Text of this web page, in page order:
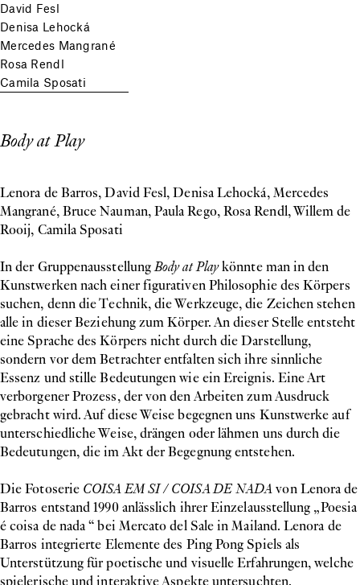
David Fesl
Denisa Lehocká
Mercedes Mangrané
Rosa Rendl
Camila Sposati
Body at Play
Lenora de Barros, David Fesl, Denisa Lehocká, Mercedes
Mangrané, Bruce Nauman, Paula Rego, Rosa Rendl, Willem de
Rooij, Camila Sposati
In der GruppenausstellungBody at Playkönnte man in den
Kunstwerken nach einer figurativen Philosophie des Körpers
suchen, denn die Technik, die Werkzeuge, die Zeichen stehen
alle in dieser Beziehung zum Körper. An dieser Stelle entsteht
eine Sprache des Körpers nicht durch die Darstellung,
sondern vor dem Betrachter entfalten sich ihre sinnliche
Essenz und stille Bedeutungen wie ein Ereignis. Eine Art
verborgener Prozess, der von den Arbeiten zum Ausdruck
gebracht wird. Auf diese Weise begegnen uns Kunstwerke auf
unterschiedliche Weise, drängen oder lähmen uns durch die
Bedeutungen, die im Akt der Begegnung entstehen.
Die Fotoserie COISA EM SI / COISA DE NADAvon Lenora de
Barros entstand 1990 anlässlich ihrer Einzelausstellung „Poesia
é coisa de nada “ bei Mercato del Sale in Mailand. Lenora de
Barros integrierte Elemente des Ping Pong Spiels als
Unterstützung für poetische und visuelle Erfahrungen, welche
spielerische und interaktive Aspekte untersuchten.